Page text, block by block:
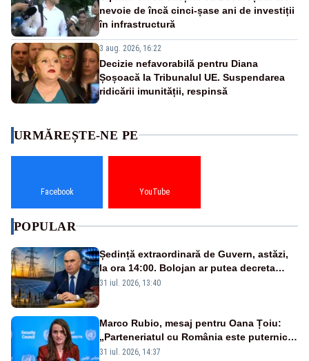
nevoie de încă cinci-șase ani de investiții
în infrastructură
3 aug. 2026, 16:22
Decizie nefavorabilă pentru Diana
Șoșoacă la Tribunalul UE. Suspendarea
ridicării imunității, respinsă
URMĂREȘTE-NE PE
Facebook YouTube
POPULAR
Ședință extraordinară de Guvern, astăzi,
la ora 14:00. Bolojan ar putea decreta
stare de urgență energetică
31 iul. 2026, 13:40
Marco Rubio, mesaj pentru Oana Țoiu:
„Parteneriatul cu România este puternic
și prețuit”
31 iul. 2026, 14:37